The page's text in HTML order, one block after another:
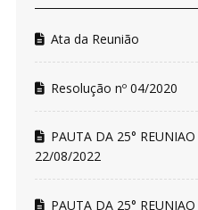
Ata da Reunião
Resolução nº 04/2020
PAUTA DA 25°
22/08/2022
PAUTA DA 25°